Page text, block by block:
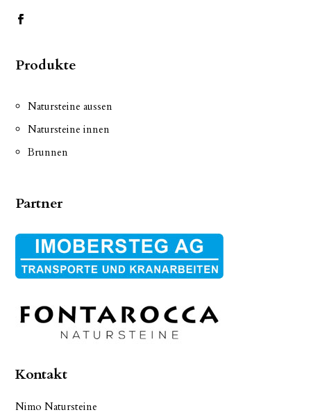
Produkte
Natursteine aussen
Natursteine innen
Brunnen
Partner
Kontakt
Nimo Natursteine